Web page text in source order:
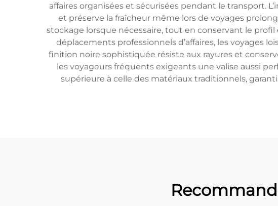
affaires organisées et sécurisées pendant le transport.
et préserve la fraîcheur même lors de voyages
stockage lorsque nécessaire, tout en conservant le
déplacements professionnels d’affaires, les voyages
finition noire sophistiquée résiste aux rayures et
les voyageurs fréquents exigeants une valise aussi
supérieure à celle des matériaux traditionnels,